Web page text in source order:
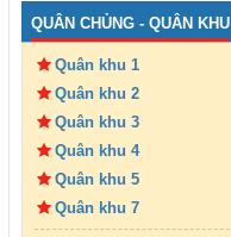
QUÂN CHỦNG - QUÂN KHU
Quân khu 1
Quân khu 2
Quân khu 3
Quân khu 4
Quân khu 5
Quân khu 7